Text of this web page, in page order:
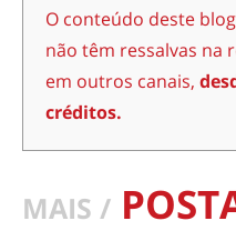
O conteúdo deste
não têm ressalvas na
em outros canais,
créditos.
MAIS /